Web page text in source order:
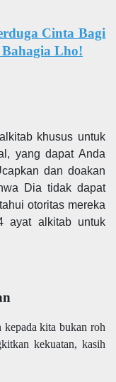
Cinta Bagi
Lho!
khusus untuk
yang dapat Anda
dan doakan
Dia tidak dapat
otoritas mereka
ayat alkitab untuk
kepada kita bukan roh
kekuatan, kasih